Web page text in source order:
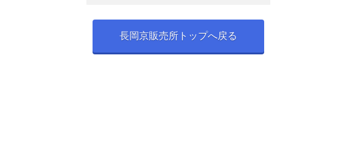
長岡京販売所トップへ戻る